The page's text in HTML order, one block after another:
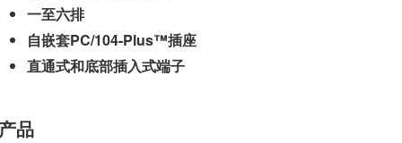
一至六排
自嵌套PC/104-Plus™插座
直通式和底部插入式端子
品